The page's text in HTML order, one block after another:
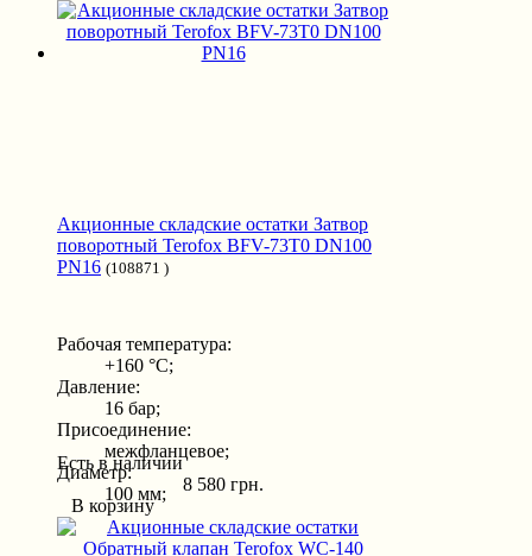
Акционные складские остатки Затвор
поворотный Terofox BFV-73T0 DN100
PN16 (108871 )
Рабочая температура:
+160 °С;
Давление:
16 бар;
Присоединение:
межфланцевое;
Диаметр:
100 мм;
Есть в наличии
8 580 грн.
В корзину